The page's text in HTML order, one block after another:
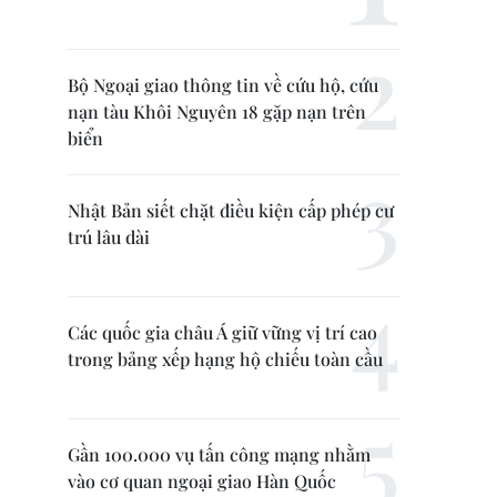
Bộ Ngoại giao thông tin về cứu hộ, cứu
nạn tàu Khôi Nguyên 18 gặp nạn trên
biển
Nhật Bản siết chặt điều kiện cấp phép cư
trú lâu dài
Các quốc gia châu Á giữ vững vị trí cao
trong bảng xếp hạng hộ chiếu toàn cầu
Gần 100.000 vụ tấn công mạng nhằm
vào cơ quan ngoại giao Hàn Quốc